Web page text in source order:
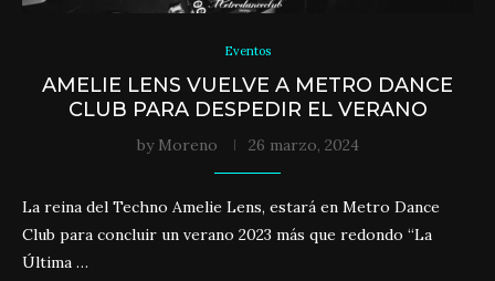
Eventos
AMELIE LENS VUELVE A METRO DANCE
CLUB PARA DESPEDIR EL VERANO
by Moreno 26 marzo, 2024
La reina del Techno Amelie Lens, estará en Metro Dance
Club para concluir un verano 2023 más que redondo “La
Última …